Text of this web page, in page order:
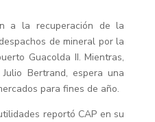
a la recuperación de la
de mineral por la
Guacolda II. Mientras,
Bertrand, espera una
para fines de año.
reportó CAP en su